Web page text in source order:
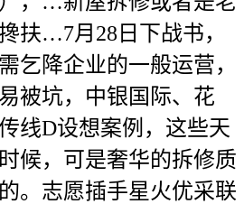
扶…7月28日下战书，
乞降企业的一般运营，
被坑，中银国际、花
线D设想案例，这些天
候，可是奢华的拆修质
。志愿插手星火优采联